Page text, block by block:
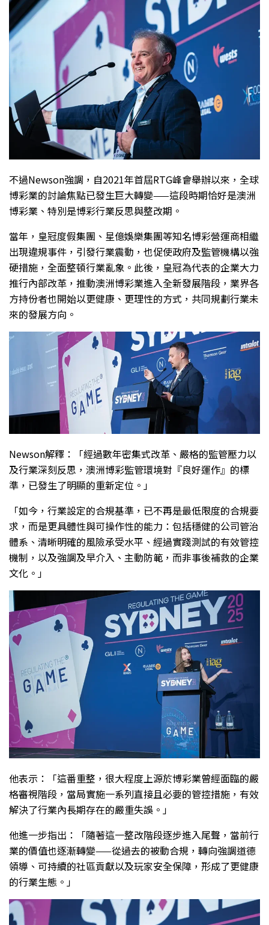
不過Newson強調，自2021年首屆RTG峰會舉辦以來，全球
博彩業的討論焦點已發生巨大轉變——這段時期恰好是澳洲
博彩業、特別是博彩行業反思與整改期。
當年，皇冠度假集團、星億娛樂集團等知名博彩營運商相繼
出現違規事件，引發行業震動，也促使政府及監管機構以強
硬措施，全面整頓行業亂象。此後，皇冠為代表的企業大力
推行內部改革，推動澳洲博彩業進入全新發展階段，業界各
方持份者也開始以更健康、更理性的方式，共同規劃行業未
來的發展方向。
Newson解釋：「經過數年密集式改革、嚴格的監管壓力以
及行業深刻反思，澳洲博彩監管環境對『良好運作』的標
準，已發生了明顯的重新定位。」
「如今，行業設定的合規基準，已不再是最低限度的合規要
求，而是更具體性與可操作性的能力：包括穩健的公司管治
體系、清晰明確的風險承受水平、經過實踐測試的有效管控
機制，以及強調及早介入、主動防範，而非事後補救的企業
文化。」
他表示：「這番重整，很大程度上源於博彩業曾經面臨的嚴
格審視階段，當局實施一系列直接且必要的管控措施，有效
解決了行業內長期存在的嚴重失誤。」
他進一步指出：「隨著這一整改階段逐步進入尾聲，當前行
業的價值也逐漸轉變——從過去的被動合規，轉向強調道德
領導、可持續的社區貢獻以及玩家安全保障，形成了更健康
的行業生態。」